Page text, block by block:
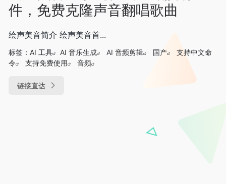
件，免费克隆声音翻唱歌曲
绘声美音简介 绘声美音首...
标签： AI 工具 AI 音乐生成 AI 音频剪辑 国产
支持中文命
令
支持免费使用 音频
链接直达